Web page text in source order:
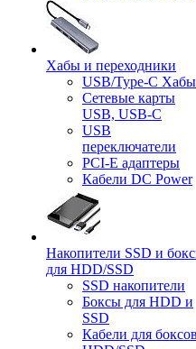
Хабы и переходники
USB/Type-C Хабы
Сетевые карты
USB, USB-C
USB
переключатели
PCI-E адаптеры
Кабели DC Power
Накопители SSD и
для HDD/SSD
SSD накопители
Боксы для HDD и
SSD
Кабели для боксов